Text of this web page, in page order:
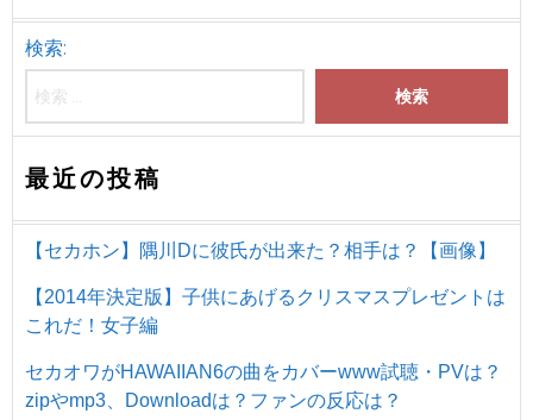
検索:
最近の投稿
【セカホン】隅川Dに彼氏が出来た？相手は？【画像】
【2014年決定版】子供にあげるクリスマスプレゼントは
これだ！女子編
セカオワがHAWAIIAN6の曲をカバーwww試聴・PVは？
zipやmp3、Downloadは？ファンの反応は？